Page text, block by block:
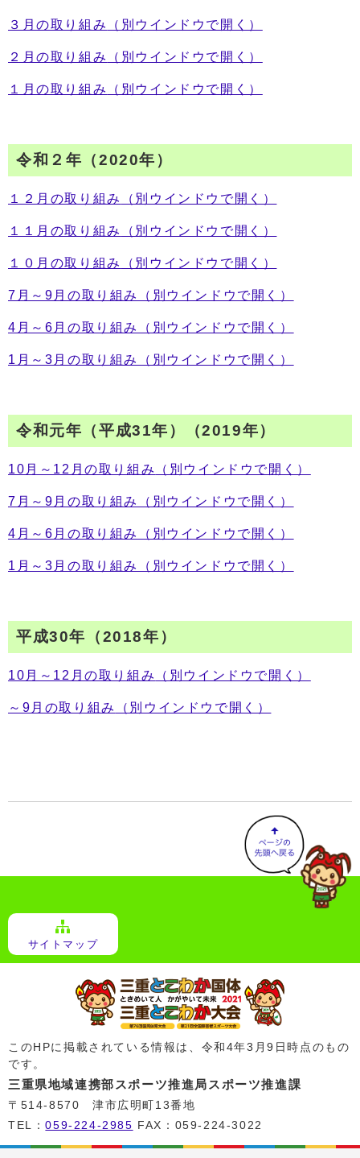
３月の取り組み （別ウインドウで開く）
２月の取り組み （別ウインドウで開く）
１月の取り組み （別ウインドウで開く）
令和２年（2020年）
１２月の取り組み （別ウインドウで開く）
１１月の取り組み （別ウインドウで開く）
１０月の取り組み （別ウインドウで開く）
7月～9月の取り組み （別ウインドウで開く）
4月～6月の取り組み （別ウインドウで開く）
1月～3月の取り組み （別ウインドウで開く）
令和元年（平成31年）（2019年）
10月～12月の取り組み （別ウインドウで開く）
7月～9月の取り組み （別ウインドウで開く）
4月～6月の取り組み （別ウインドウで開く）
1月～3月の取り組み （別ウインドウで開く）
平成30年（2018年）
10月～12月の取り組み （別ウインドウで開く）
～9月の取り組み （別ウインドウで開く）
サイトマップ
このHPに掲載されている情報は、令和4年3月9日時点のもの
です。
三重県地域連携部スポーツ推進局スポーツ推進課
〒514-8570 津市広明町13番地
TEL：059-224-2985 FAX：059-224-3022